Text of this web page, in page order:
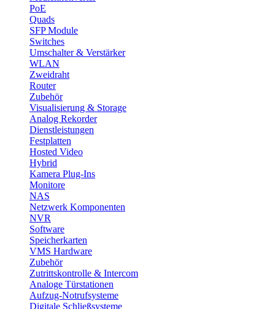
PoE
Quads
SFP Module
Switches
Umschalter & Verstärker
WLAN
Zweidraht
Router
Zubehör
Visualisierung & Storage
Analog Rekorder
Dienstleistungen
Festplatten
Hosted Video
Hybrid
Kamera Plug-Ins
Monitore
NAS
Netzwerk Komponenten
NVR
Software
Speicherkarten
VMS Hardware
Zubehör
Zutrittskontrolle & Intercom
Analoge Türstationen
Aufzug-Notrufsysteme
Digitale Schließsysteme